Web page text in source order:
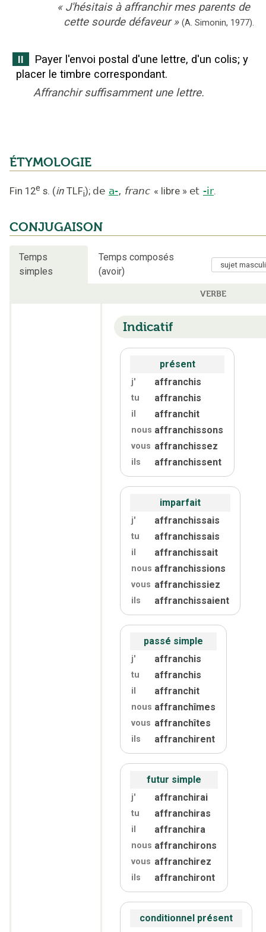
« J'hésitais à affranchir mes parents de
cette sourde défaveur » (A. Simonin, 1977).
II Payer l'envoi postal d'une lettre, d'un colis; y
placer le timbre correspondant.
Affranchir suffisamment une lettre.
ÉTYMOLOGIE
Fin 12e s. (in TLFi); de a-, franc « libre » et -ir.
CONJUGAISON
Temps
simples
Temps composés
(avoir)
VERBE
Indicatif
présent
j' affranchis
tu affranchis
il affranchit
nous affranchissons
vous affranchissez
ils affranchissent
imparfait
j' affranchissais
tu affranchissais
il affranchissait
nous affranchissions
vous affranchissiez
ils affranchissaient
passé simple
j' affranchis
tu affranchis
il affranchit
nous affranchîmes
vous affranchîtes
ils affranchirent
futur simple
j' affranchirai
tu affranchiras
il affranchira
nous affranchirons
vous affranchirez
ils affranchiront
conditionnel présent